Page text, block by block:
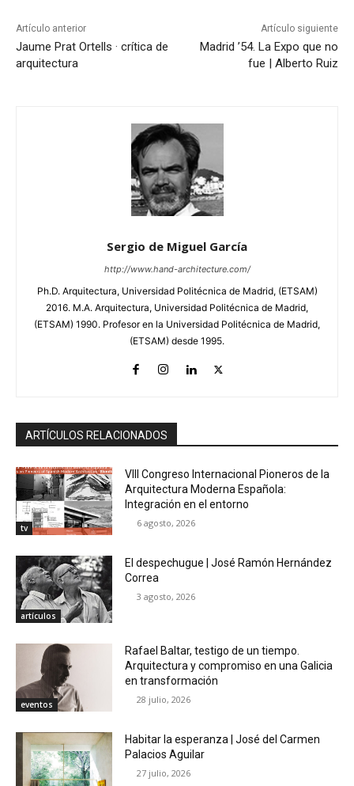
Artículo anterior
Jaume Prat Ortells · crítica de
arquitectura
Artículo siguiente
Madrid ’54. La Expo que no
fue | Alberto Ruiz
Sergio de Miguel García
http://www.hand-architecture.com/
Ph.D. Arquitectura, Universidad Politécnica de Madrid, (ETSAM)
2016. M.A. Arquitectura, Universidad Politécnica de Madrid,
(ETSAM) 1990. Profesor en la Universidad Politécnica de Madrid,
(ETSAM) desde 1995.
ARTÍCULOS RELACIONADOS
tv
VIII Congreso Internacional Pioneros de la
Arquitectura Moderna Española:
Integración en el entorno
6 agosto, 2026
artículos
El despechugue | José Ramón Hernández
Correa
3 agosto, 2026
eventos
Rafael Baltar, testigo de un tiempo.
Arquitectura y compromiso en una Galicia
en transformación
28 julio, 2026
Habitar la esperanza | José del Carmen
Palacios Aguilar
27 julio, 2026